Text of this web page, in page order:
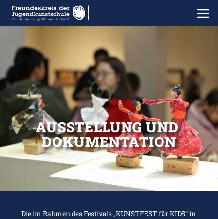
AUSSTELLUNG UND
DOKUMENTATION
Die im Rahmen des Festivals „KUNSTFEST für KIDS“ in